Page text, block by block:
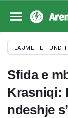
LAJMET E FUNDIT
Sfida e
Krasniqi:
ndeshje